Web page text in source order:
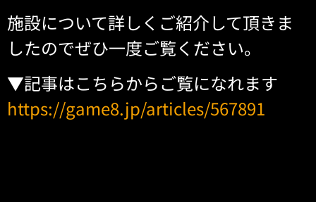
施設について詳しくご紹介して頂きま
したのでぜひ一度ご覧ください。
▼記事はこちらからご覧になれます
https://game8.jp/articles/567891